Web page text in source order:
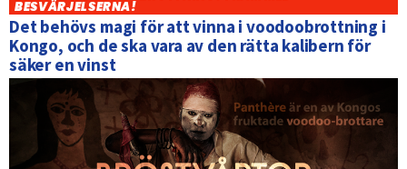
BESVÄRJELSERNA!
Det behövs magi för att vinna i voodoobrottning i
Kongo, och de ska vara av den rätta kalibern för
säker en vinst